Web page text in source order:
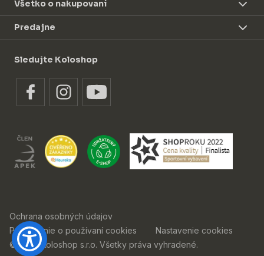
Všetko o nakupovaní
Predajne
Sledujte Koloshop
Ochrana osobných údajov
Prehlásenie o používaní cookies
Nastavenie cookies
© 2026 Koloshop s.r.o. Všetky práva vyhradené.